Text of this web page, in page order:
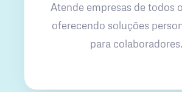
Atende empresas de todos
oferecendo soluções
para colaboradores.